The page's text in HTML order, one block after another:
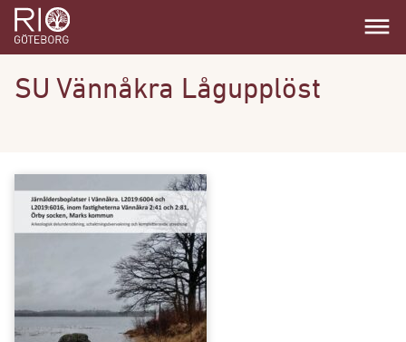
dehaze
SU Vännåkra Lågupplöst